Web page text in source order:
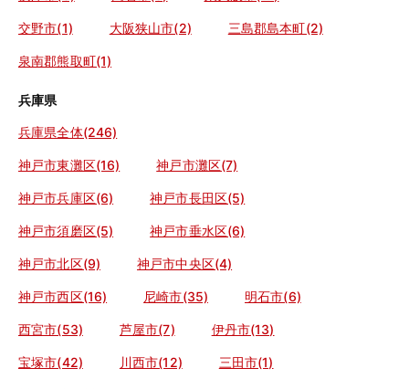
交野市(1) 大阪狭山市(2) 三島郡島本町(2)
泉南郡熊取町(1)
兵庫県
兵庫県全体(246)
神戸市東灘区(16) 神戸市灘区(7)
神戸市兵庫区(6) 神戸市長田区(5)
神戸市須磨区(5) 神戸市垂水区(6)
神戸市北区(9) 神戸市中央区(4)
神戸市西区(16) 尼崎市(35) 明石市(6)
西宮市(53) 芦屋市(7) 伊丹市(13)
宝塚市(42) 川西市(12) 三田市(1)